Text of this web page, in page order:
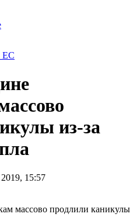
ЕС
из-за
15:57